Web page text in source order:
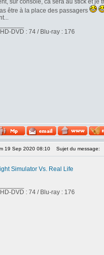
sur console, ca sera au stick et je
être à la place des passagers
DVD : 74 / Blu-ray : 176
19 Sep 2020 08:10 Sujet du message:
Simulator Vs. Real Life
DVD : 74 / Blu-ray : 176